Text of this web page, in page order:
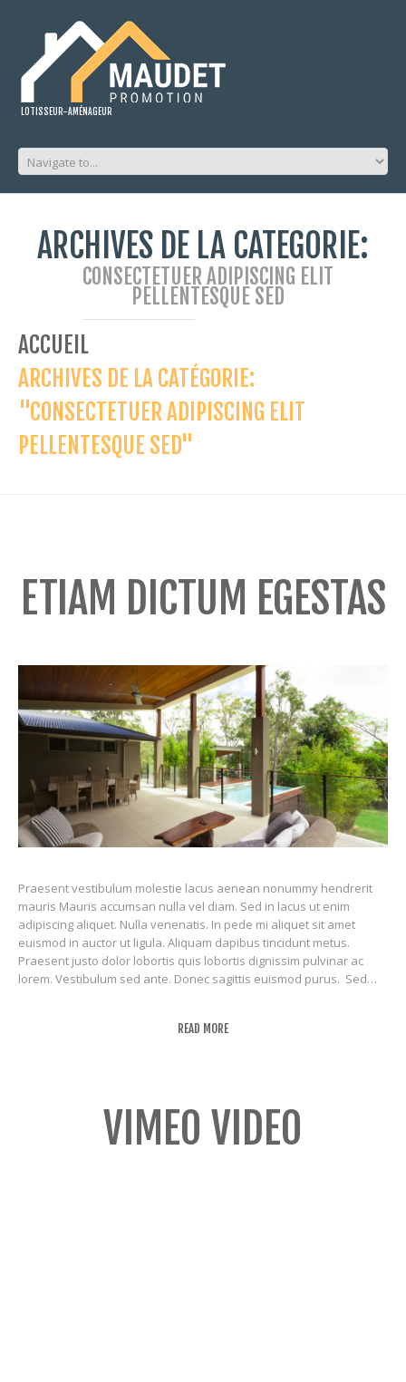
LOTISSEUR-AMÉNAGEUR
ARCHIVES DE LA CATÉGORIE:
CONSECTETUER ADIPISCING ELIT
PELLENTESQUE SED
ACCUEIL
ARCHIVES DE LA CATÉGORIE:
"CONSECTETUER ADIPISCING ELIT
PELLENTESQUE SED"
ETIAM DICTUM EGESTAS
Praesent vestibulum molestie lacus aenean nonummy hendrerit
mauris Mauris accumsan nulla vel diam. Sed in lacus ut enim
adipiscing aliquet. Nulla venenatis. In pede mi aliquet sit amet
euismod in auctor ut ligula. Aliquam dapibus tincidunt metus.
Praesent justo dolor lobortis quis lobortis dignissim pulvinar ac
lorem. Vestibulum sed ante. Donec sagittis euismod purus. Sed…
READ MORE
VIMEO VIDEO